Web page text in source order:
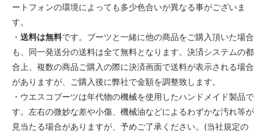
55,000円(税込)
55,000円(税込)
6 1/2E
55,000円(税込)
6 1/2EE
55,000円(税込)
6 1/2EEE
55,000円(税込)
ートフォンの環境によっても多少色合いが異なる事がございま
す。
・ 送料は無料です。ブーツと一緒に他の商品をご購入頂いた場合
も、同一発送分の送料は全て無料となります。決済システムの都
合上、複数の商品ご購入の際に決済画面で送料が表示される場合
がありますが、ご購入後に弊社で金額を調整致します。
・ウエスコブーツは年代物の機械を使用したハンドメイド製品で
す。左右の微妙な差や小傷、機械油などによるわずかな汚れ等が
見当たる場合がありますが、予めご了承ください。(当社規定の